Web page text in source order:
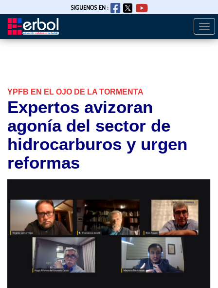
Pasar
SIGUENOS EN :
YPFB EN EL OJO DE LA TORMENTA
Expertos avizoran
agonía del sector de
hidrocarburos y urgen
reformas